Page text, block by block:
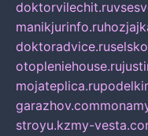
doktorvilechit.ru
manikjurinfo.ru
doktoradvice.ru
otopleniehouse.ru
mojateplica.ru
garazhov.com
stroyu.kzmy-